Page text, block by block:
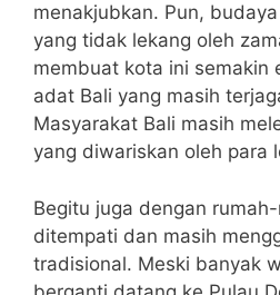
menakjubkan. Pun,
yang tidak lekang oleh
membuat kota ini semakin
adat Bali yang masih
Masyarakat Bali masih
yang diwariskan oleh para
Begitu juga dengan
ditempati dan masih
tradisional. Meski banyak